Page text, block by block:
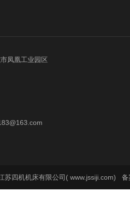
凤凰工业园区
苏四机机床有限公司( www.jssiji.com) 备